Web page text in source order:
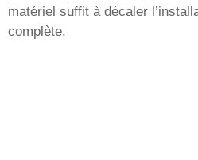
matériel suffit à décaler
complète.